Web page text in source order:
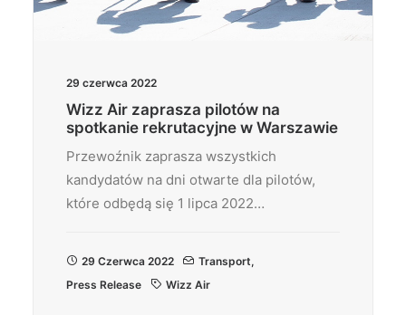
29 czerwca 2022
Wizz Air zaprasza pilotów na
spotkanie rekrutacyjne w Warszawie
Przewoźnik zaprasza wszystkich
kandydatów na dni otwarte dla pilotów,
które odbędą się 1 lipca 2022…
29 Czerwca 2022 Transport,
Press Release
Wizz Air